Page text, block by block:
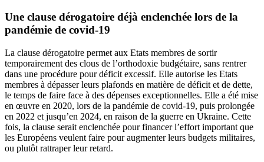
Une clause dérogatoire déjà enclenchée lors de la
pandémie de covid-19
La clause dérogatoire permet aux Etats membres de sortir
temporairement des clous de l’orthodoxie budgétaire, sans rentrer
dans une procédure pour déficit excessif. Elle autorise les Etats
membres à dépasser leurs plafonds en matière de déficit et de dette,
le temps de faire face à des dépenses exceptionnelles. Elle a été mise
en œuvre en 2020, lors de la pandémie de covid-19, puis prolongée
en 2022 et jusqu’en 2024, en raison de la guerre en Ukraine. Cette
fois, la clause serait enclenchée pour financer l’effort important que
les Européens veulent faire pour augmenter leurs budgets militaires,
ou plutôt rattraper leur retard.